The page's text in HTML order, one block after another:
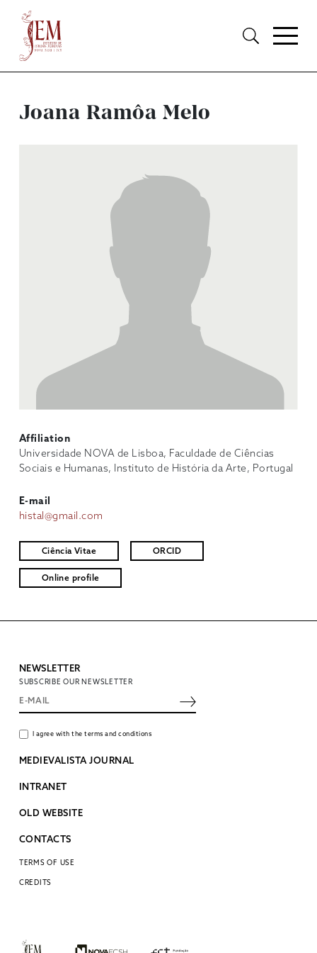
Joana Ramôa Melo
Affiliation
Universidade NOVA de Lisboa, Faculdade de Ciências
Sociais e Humanas, Instituto de História da Arte, Portugal
E-mail
histal@gmail.com
Ciência Vitae ORCID
Online profile
NEWSLETTER
SUBSCRIBE OUR NEWSLETTER
I agree with the terms and conditions
MEDIEVALISTA JOURNAL
INTRANET
OLD WEBSITE
CONTACTS
TERMS OF USE
CREDITS